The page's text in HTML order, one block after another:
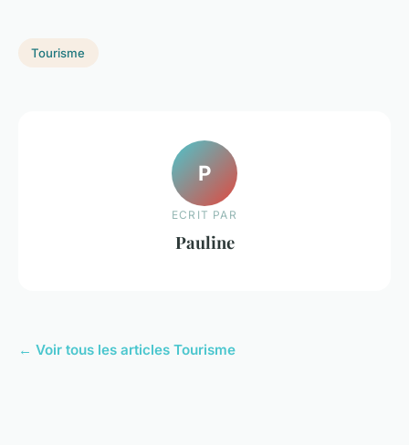
Tourisme
P
ECRIT PAR
Pauline
← Voir tous les articles Tourisme